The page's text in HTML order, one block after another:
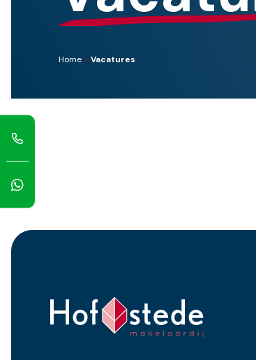
Home > Vacatures